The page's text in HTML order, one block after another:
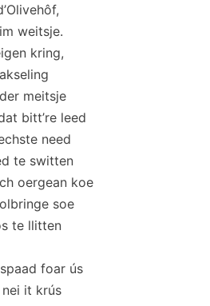
weitsje.
kring,
meitsje
bitt’re leed
need
te switten
oergean koe
soe
te llitten
foar ús
it krús